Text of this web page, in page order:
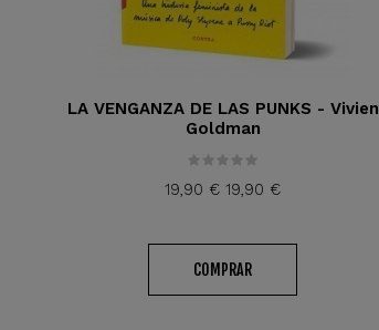
LA VENGANZA DE LAS PUNKS - Vivien
Goldman
19,90 € 19,90 €
COMPRAR